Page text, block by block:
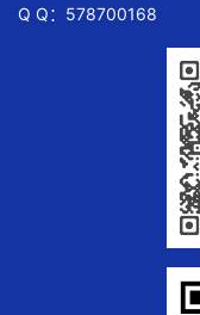
Q Q：578700168